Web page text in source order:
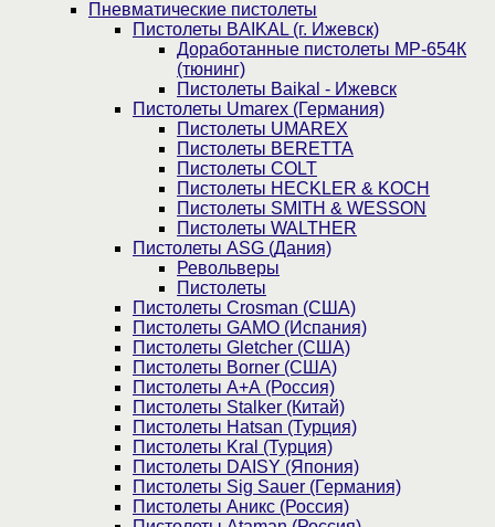
Пнев­ма­ти­чес­кие пистолеты
Пистолеты BAIKAL (г. Ижевск)
Доработанные пистолеты МР-654К
(тюнинг)
Пистолеты Baikal - Ижевск
Пистолеты Umarex (Германия)
Пистолеты UMAREX
Пистолеты BERETTA
Пистолеты COLT
Пистолеты HECKLER & KOCH
Пистолеты SMITH & WESSON
Пистолеты WALTHER
Пистолеты ASG (Дания)
Револьверы
Пистолеты
Пистолеты Crosman (США)
Пистолеты GAMO (Испания)
Пистолеты Gletcher (США)
Пистолеты Borner (США)
Пистолеты А+А (Россия)
Пистолеты Stalker (Китай)
Пистолеты Hatsan (Турция)
Пистолеты Kral (Турция)
Пистолеты DAISY (Япония)
Пистолеты Sig Sauer (Германия)
Пистолеты Аникс (Россия)